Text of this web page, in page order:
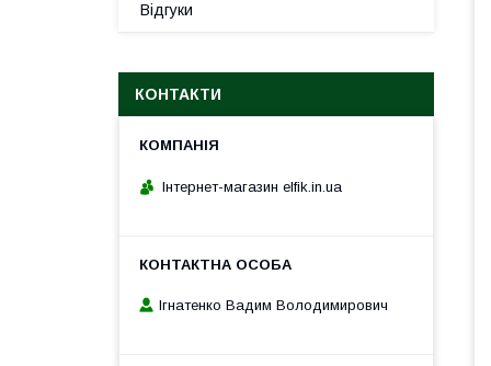
Відгуки
КОНТАКТИ
Інтернет-магазин elfik.in.ua
Ігнатенко Вадим Володимирович